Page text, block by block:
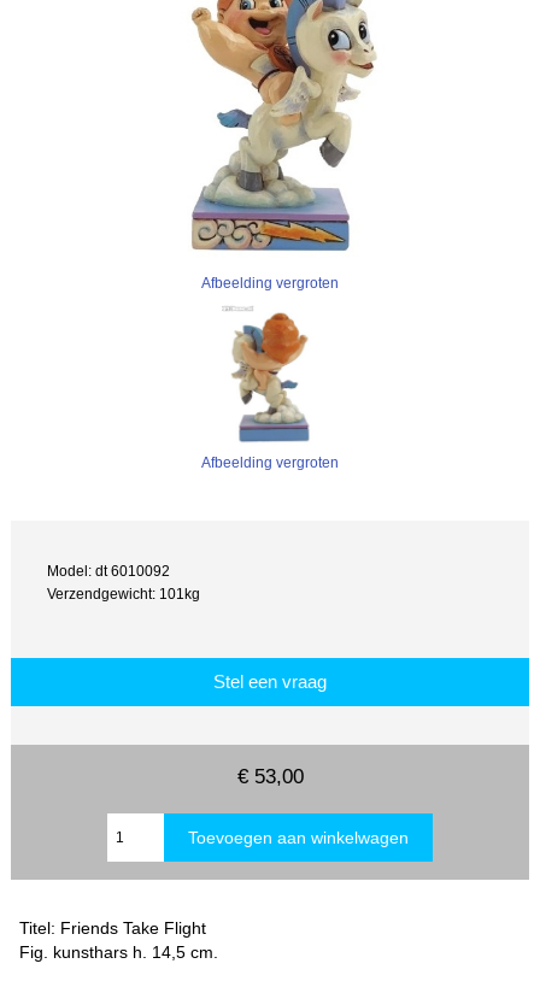
Afbeelding vergroten
Afbeelding vergroten
Model: dt 6010092
Verzendgewicht: 101kg
Stel een vraag
€ 53,00
Titel: Friends Take Flight
Fig. kunsthars h. 14,5 cm.